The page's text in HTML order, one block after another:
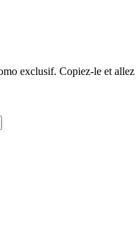
exclusif. Copiez-le et allez